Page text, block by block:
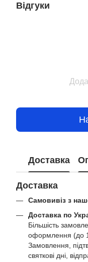
Відгуки
Доставка
Доставка
Самовивіз з
Доставка по
Більшість
оформлення (до
Замовлення,
святкові дні,